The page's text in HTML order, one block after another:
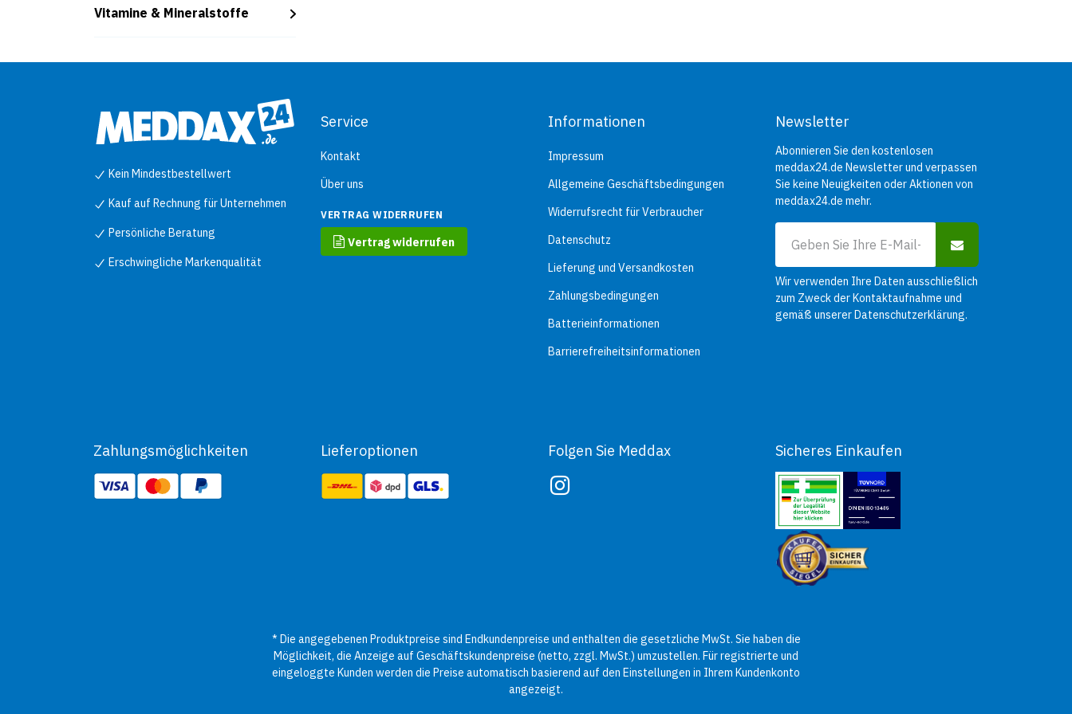
Vitamine & Mineralstoffe
(Batterien 4x R14-C Babyzellen,
- Material Metall/Kunststoff
- Breite 116 mm
- Farbe Edelstahl
Kein Mindestbestellwert
Kauf auf Rechnung für Unternehmen
Persönliche Beratung
Erschwingliche Markenqualität
Service
Kontakt
Über uns
VERTRAG WIDERRUFEN
Vertrag widerrufen
Informationen
Impressum
Allgemeine Geschäftsbedingungen
Widerrufsrecht für Verbraucher
Datenschutz
Lieferung und Versandkosten
Zahlungsbedingungen
Batterieinformationen
Barrierefreiheitsinformationen
Newsletter
Abonnieren Sie den kostenlosen
meddax24.de Newsletter und verpassen
Sie keine Neuigkeiten oder Aktionen von
meddax24.de mehr.
Wir verwenden Ihre Daten ausschließlich
zum Zweck der Kontaktaufnahme und
gemäß unsererDatenschutzerklärung.
Zahlungsmöglichkeiten Lieferoptionen Folgen Sie Meddax Sicheres Einkaufen
* Die angegebenen Produktpreise sind Endkundenpreise und enthalten die gesetzliche MwSt. Sie haben die
Möglichkeit, die Anzeige auf Geschäftskundenpreise (netto, zzgl. MwSt.) umzustellen. Für registrierte und
eingeloggte Kunden werden die Preise automatisch basierend auf den Einstellungen in Ihrem Kundenkonto
angezeigt.